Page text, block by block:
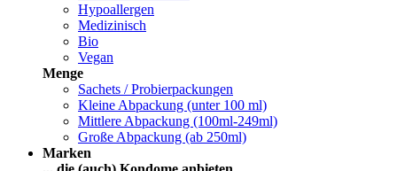
Hypoallergen
Medizinisch
Bio
Vegan
Menge
Sachets / Probierpackungen
Kleine Abpackung (unter 100 ml)
Mittlere Abpackung (100ml-249ml)
Große Abpackung (ab 250ml)
Marken